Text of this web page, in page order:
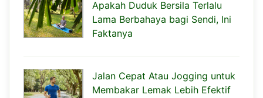
Apakah Duduk Bersila Terlalu
Lama Berbahaya bagi Sendi, Ini
Faktanya
Jalan Cepat Atau Jogging untuk
Membakar Lemak Lebih Efektif